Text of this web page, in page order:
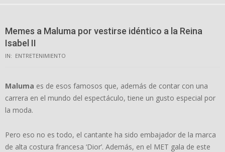
Memes a Maluma por vestirse idéntico a la Reina
Isabel II
IN: ENTRETENIMIENTO
Maluma es de esos famosos que, además de contar con una
carrera en el mundo del espectáculo, tiene un gusto especial por
la moda.
Pero eso no es todo, el cantante ha sido embajador de la marca
de alta costura francesa ‘Dior’. Además, en el MET gala de este